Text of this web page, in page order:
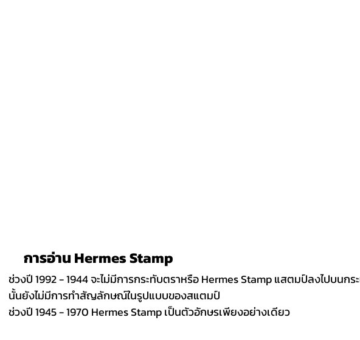
	การอ่าน Hermes Stamp
ช่วงปี 1992 - 1944 จะไม่มีการกระทับตราหรือ Hermes Stamp แสตมป์ลงไปบนกร
นั้นยังไม่มีการทำสัญลักษณ์ในรูปแบบของสแตมป์
ช่วงปี 1945 - 1970 Hermes Stamp เป็นตัวอักษรเพียงอย่างเดียว